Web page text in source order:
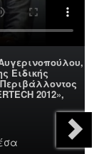
Ειδικής
2012»,